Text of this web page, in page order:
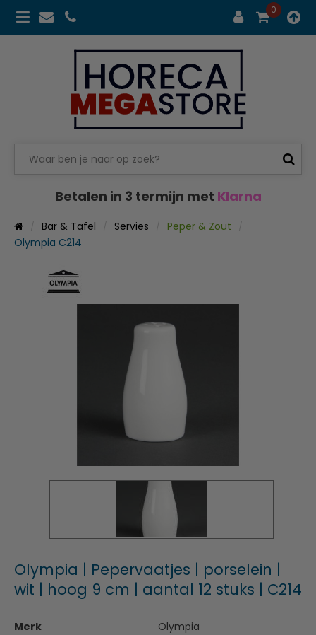
0
Betalen in 3 termijn met Klarna
Bar & Tafel Servies
Peper & Zout
Olympia C214
Olympia | Pepervaatjes | porselein |
wit | hoog 9 cm | aantal 12 stuks | C214
Merk
Olympia